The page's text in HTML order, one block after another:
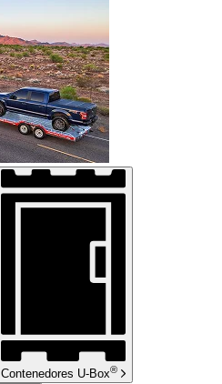
Contenedores U-Box®